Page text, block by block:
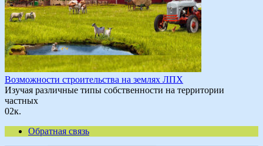
Возможности строительства на землях ЛПХ
Изучая различные типы собственности на территории
частных
02к.
Обратная связь